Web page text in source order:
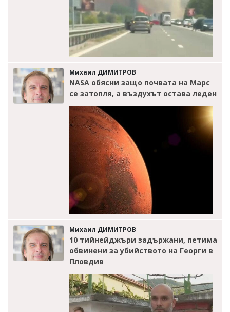
Михаил ДИМИТРОВ
NASA обясни защо почвата на Марс
се затопля, а въздухът остава леден
Михаил ДИМИТРОВ
10 тийнейджъри задържани, петима
обвинени за убийството на Георги в
Пловдив